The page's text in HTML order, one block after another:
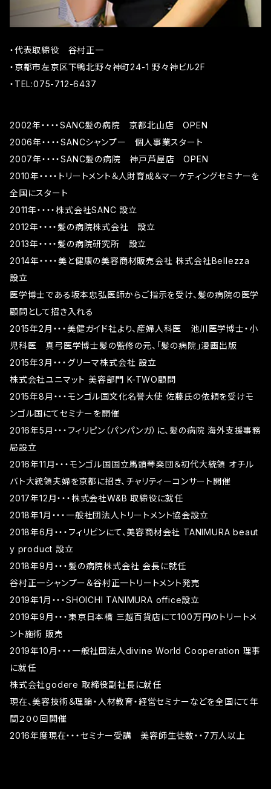
・代表取締役 谷村正一
・京都市左京区下鴨北野々神町24-1 野々神ビル2F
・TEL:075-712-6437
2002年・・・・SANC髪の病院 京都北山店 OPEN
2006年・・・・SANCシャンプー 個人事業スタート
2007年・・・・SANC髪の病院 神戸芦屋店 OPEN
2010年・・・・トリートメント＆人財育成＆マーケティングセミナーを
全国にスタート
2011年・・・・株式会社SANC 設立
2012年・・・・髪の病院株式会社 設立
2013年・・・・髪の病院研究所 設立
2014年・・・・美と健康の美容商材販売会社 株式会社Bellezza
設立
医学博士である坂本忠弘医師からご指示を受け、髪の病院の医学
顧問として招き入れる
2015年2月・・・美健ガイド社より、産婦人科医 池川医学博士・小
児科医 真弓医学博士髪の監修の元、「髪の病院」漫画出版
2015年3月・・・グリーマ株式会社 設立
株式会社ユニマット 美容部門 K-TWO顧問
2015年8月・・・モンゴル国文化名誉大使 佐藤氏の依頼を受けモ
ンゴル国にてセミナーを開催
2016年5月・・・フィリピン（パンパンガ）に、髪の病院 海外支援事務
局設立
2016年11月・・・モンゴル国国立馬頭琴楽団＆初代大統領 オチル
バト大統領夫婦を京都に招き、チャリティーコンサート開催
2017年12月・・・株式会社W&B 取締役に就任
2018年1月・・・一般社団法人トリートメント協会設立
2018年6月・・・フィリピンにて、美容商材会社 TANIMURA beaut
y product 設立
2018年9月・・・髪の病院株式会社 会長に就任
谷村正一シャンプー＆谷村正一トリートメント発売
2019年1月・・・SHOICHI TANIMURA office設立
2019年9月・・・東京日本橋 三越百貨店にて100万円のトリートメ
ント施術 販売
2019年10月・・・一般社団法人divine World Cooperation 理事
に就任
株式会社godere 取締役副社長に就任
現在、美容技術＆理論・人材教育・経営セミナーなどを全国にて年
間２００回開催
2016年度現在・・・セミナー受講 美容師生徒数・・7万人以上